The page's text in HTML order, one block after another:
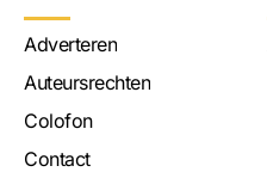
Adverteren
Auteursrechten
Colofon
Contact